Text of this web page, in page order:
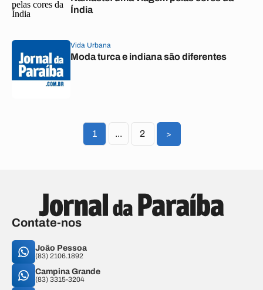
Índia
Vida Urbana
Moda turca e indiana são diferentes
1 ... 2 >
Contate-nos
João Pessoa
(83) 2106.1892
Campina Grande
(83) 3315-3204